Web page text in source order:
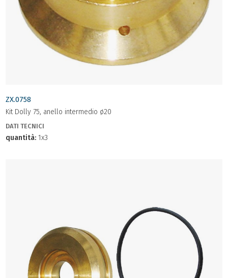
ZX.0758
Kit Dolly 75, anello intermedio ø20
DATI TECNICI
quantità: 1x3